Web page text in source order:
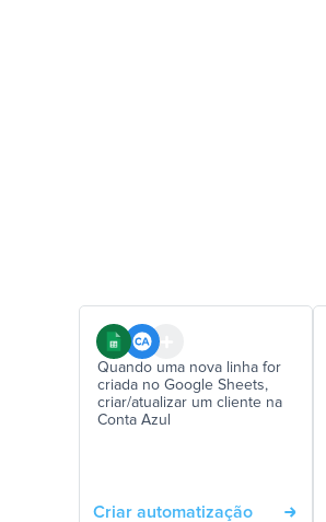
Quando uma nova linha for
criada no Google Sheets,
criar/atualizar um cliente na
Conta Azul
Criar automatização